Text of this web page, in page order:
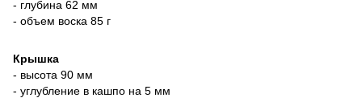
- глубина 62 мм
- объем воска 85 г
Крышка
- высота 90 мм
- углубление в кашпо на 5 мм